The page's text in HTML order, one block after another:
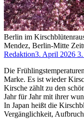
Berlin im
Mendez, Berlin-Mitte
Redaktion3. April 2026
Die
Marke. Es ist wieder
Kirsche zählt zu den
Jahr für Jahr mit ihrer
In Japan heißt die
Vergänglichkeit,